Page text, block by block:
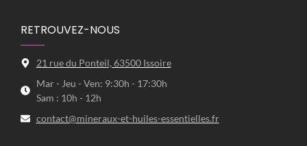
RETROUVEZ-NOUS
21 rue du Ponteil, 63500 Issoire
Mar - Jeu - Ven: 9:30h - 17:30h
Sam : 10h - 12h
contact@mineraux-et-huiles-essentielles.fr